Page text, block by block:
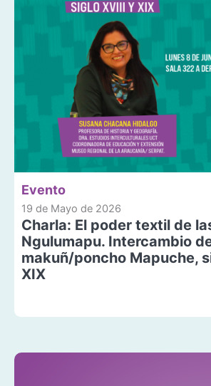
Evento
19 de Mayo de 2026
Charla: El poder textil de
Ngulumapu. Intercambio
makuñ/poncho Mapuche,
XIX